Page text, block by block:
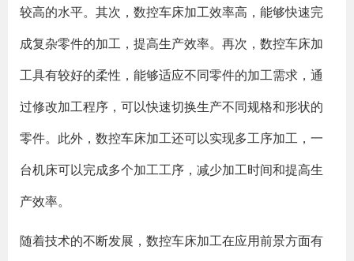
较高的水平。其次，数控车床加工效率高，能够快速完
成复杂零件的加工，提高生产效率。再次，数控车床加
工具有较好的柔性，能够适应不同零件的加工需求，通
过修改加工程序，可以快速切换生产不同规格和形状的
零件。此外，数控车床加工还可以实现多工序加工，一
台机床可以完成多个加工工序，减少加工时间和提高生
产效率。
随着技术的不断发展，数控车床加工在应用前景方面有